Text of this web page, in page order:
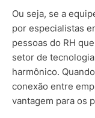
Ou seja, se a
por especialistas
pessoas do RH
setor de
harmônico.
conexão entre
vantagem para os